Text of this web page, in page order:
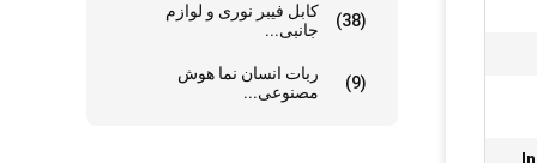
کابل فیبر نوری و لوازم
جانبی...
(38)
ربات انسان نما هوش
مصنوعی...
(9)